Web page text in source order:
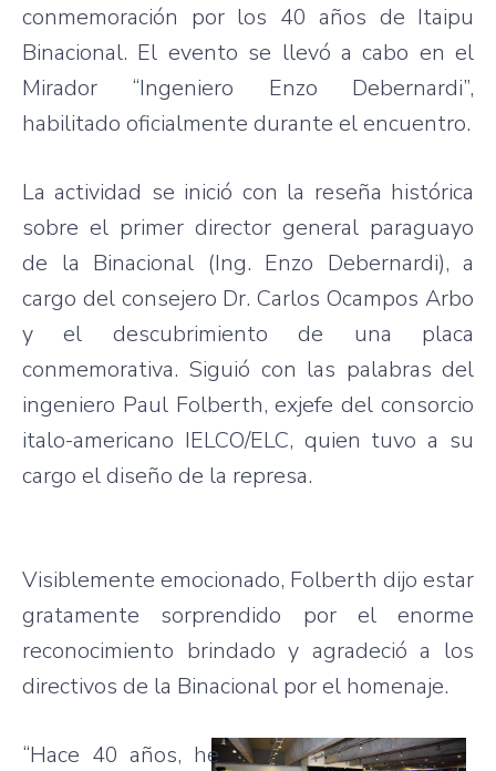
conmemoración por los 40 años de Itaipu
Binacional. El evento se llevó a cabo en el
Mirador “Ingeniero Enzo Debernardi”,
habilitado oficialmente durante el encuentro.
La actividad se inició con la reseña histórica
sobre el primer director general paraguayo
de la Binacional (Ing. Enzo Debernardi), a
cargo del consejero Dr. Carlos Ocampos Arbo
y el descubrimiento de una placa
conmemorativa. Siguió con las palabras del
ingeniero Paul Folberth, exjefe del consorcio
italo-americano IELCO/ELC, quien tuvo a su
cargo el diseño de la represa.
Visiblemente emocionado, Folberth dijo estar
gratamente sorprendido por el enorme
reconocimiento brindado y agradeció a los
directivos de la Binacional por el homenaje.
“Hace 40 años, he